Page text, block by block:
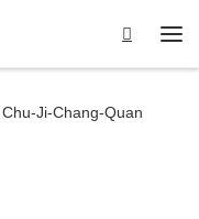
Search
Chu-Ji-Chang-Quan